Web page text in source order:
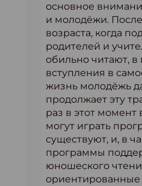
основное
и молодёжи. После
возраста, когда
родителей и
обильно читают, в
вступления в
жизнь молодёжь
продолжает эту
раз в этот
могут играть
существуют, и, в
программы
юношеского
ориентированные